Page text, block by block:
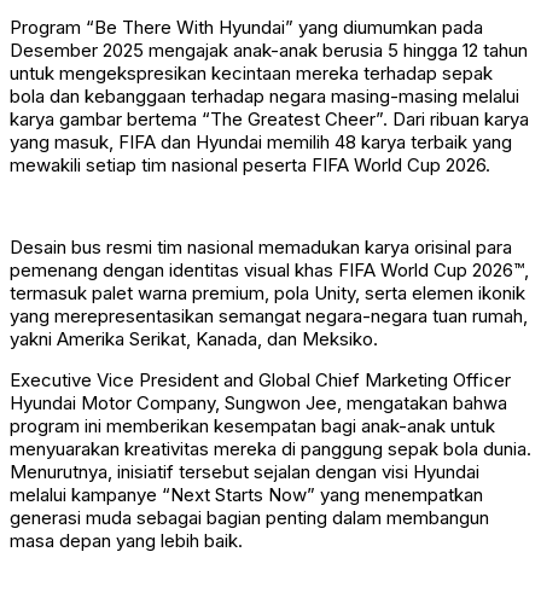
Program “Be There With Hyundai” yang diumumkan pada
Desember 2025 mengajak anak-anak berusia 5 hingga 12 tahun
untuk mengekspresikan kecintaan mereka terhadap sepak
bola dan kebanggaan terhadap negara masing-masing melalui
karya gambar bertema “The Greatest Cheer”. Dari ribuan karya
yang masuk, FIFA dan Hyundai memilih 48 karya terbaik yang
mewakili setiap tim nasional peserta FIFA World Cup 2026.
Desain bus resmi tim nasional memadukan karya orisinal para
pemenang dengan identitas visual khas FIFA World Cup 2026™,
termasuk palet warna premium, pola Unity, serta elemen ikonik
yang merepresentasikan semangat negara-negara tuan rumah,
yakni Amerika Serikat, Kanada, dan Meksiko.
Executive Vice President and Global Chief Marketing Officer
Hyundai Motor Company, Sungwon Jee, mengatakan bahwa
program ini memberikan kesempatan bagi anak-anak untuk
menyuarakan kreativitas mereka di panggung sepak bola dunia.
Menurutnya, inisiatif tersebut sejalan dengan visi Hyundai
melalui kampanye “Next Starts Now” yang menempatkan
generasi muda sebagai bagian penting dalam membangun
masa depan yang lebih baik.